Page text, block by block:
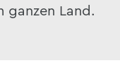
ganzen Land.